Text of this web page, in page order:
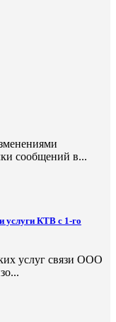
сообщений в...
услуги КТВ с 1-го
услуг связи ООО